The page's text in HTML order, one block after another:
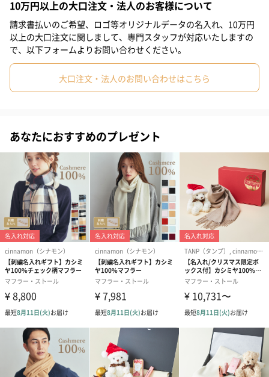
選べる5つのモード
で刺激し、首や肩の緊張を和らげます。 EMS低周波には5つのモー
ドがあり、ボタンを操作することで簡単にモード変更が可能で
※EMSとは？
Electric（電気的）、Muscle（筋肉）の頭文字を取ったもの。電気
刺激によって筋肉を動かす技術を表します。
2段階の温度調節＋16段階の電気レベル
2段階の温度調節※によって、その日の気分や体調に合わせてお好
みの温度でご使用いただけます。
また、電気レベルは16段階からお選びいただけます。初めての方
は、レベル１(少し刺激を感じる程度です)から、徐々にレベルを上
げ、お好みの強さでご使用ください。
※加熱弱め：38°~41°/ 加熱強め：42°~45。加熱なしのモードもご
#父親 #彼女 #祖母 #祖父 #上司女性 #上司男性
#同僚女性 #同僚男性 #男子大学生 #10代 #20代前半
#80代 #90代
10万円以上の大口注文・法人のお客様について
請求書払いのご希望、ロゴ等オリジナルデータの名入れ、10万円
以上の大口注文に関しまして、専門スタッフが対応いたしますの
で、以下フォームよりお問い合わせください。
大口注文・法人のお問い合わせはこちら
あなたにおすすめのプレゼント